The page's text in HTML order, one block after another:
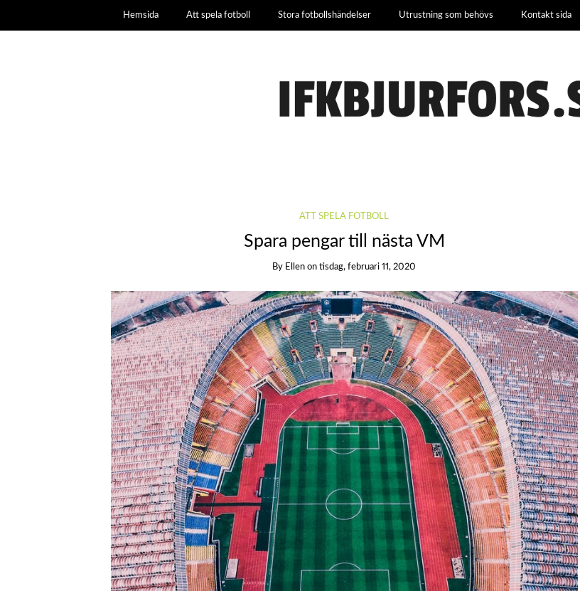
Hemsida Att spela fotboll Stora fotbollshändelser Utrustning som behövs Kontakt sida
ATT SPELA FOTBOLL
Spara pengar till nästa VM
By Ellen ontisdag, februari 11, 2020